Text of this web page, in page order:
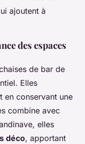
ajoutent à
des espaces
de bar de
Elles
en conservant une
combine avec
elles
déco, apportant